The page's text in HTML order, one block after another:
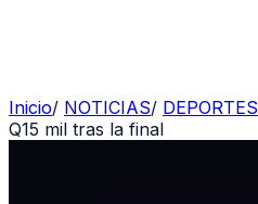
Inicio/ NOTICIAS/ DEPORTES
Q15 mil tras la final